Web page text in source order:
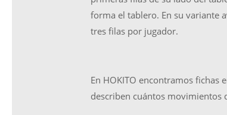
forma el tablero. En su variante
tres filas por jugador.
En HOKITO encontramos fichas
describen cuántos movimientos